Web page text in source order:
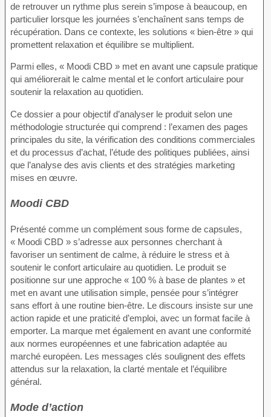
de retrouver un rythme plus serein s’impose à beaucoup, en
particulier lorsque les journées s’enchaînent sans temps de
récupération. Dans ce contexte, les solutions « bien-être » qui
promettent relaxation et équilibre se multiplient.
Parmi elles, « Moodi CBD » met en avant une capsule pratique
qui améliorerait le calme mental et le confort articulaire pour
soutenir la relaxation au quotidien.
Ce dossier a pour objectif d’analyser le produit selon une
méthodologie structurée qui comprend : l’examen des pages
principales du site, la vérification des conditions commerciales
et du processus d’achat, l’étude des politiques publiées, ainsi
que l’analyse des avis clients et des stratégies marketing
mises en œuvre.
Moodi CBD
Présenté comme un complément sous forme de capsules,
« Moodi CBD » s’adresse aux personnes cherchant à
favoriser un sentiment de calme, à réduire le stress et à
soutenir le confort articulaire au quotidien. Le produit se
positionne sur une approche « 100 % à base de plantes » et
met en avant une utilisation simple, pensée pour s’intégrer
sans effort à une routine bien-être. Le discours insiste sur une
action rapide et une praticité d’emploi, avec un format facile à
emporter. La marque met également en avant une conformité
aux normes européennes et une fabrication adaptée au
marché européen. Les messages clés soulignent des effets
attendus sur la relaxation, la clarté mentale et l’équilibre
général.
Mode d’action